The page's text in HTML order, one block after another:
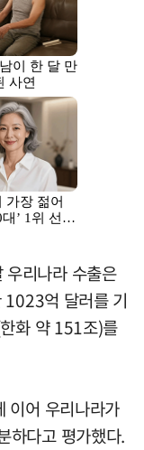
리나라 수출은
억 달러를 기
화 약 151조)를
이어 우리나라가
하다고 평가했다.